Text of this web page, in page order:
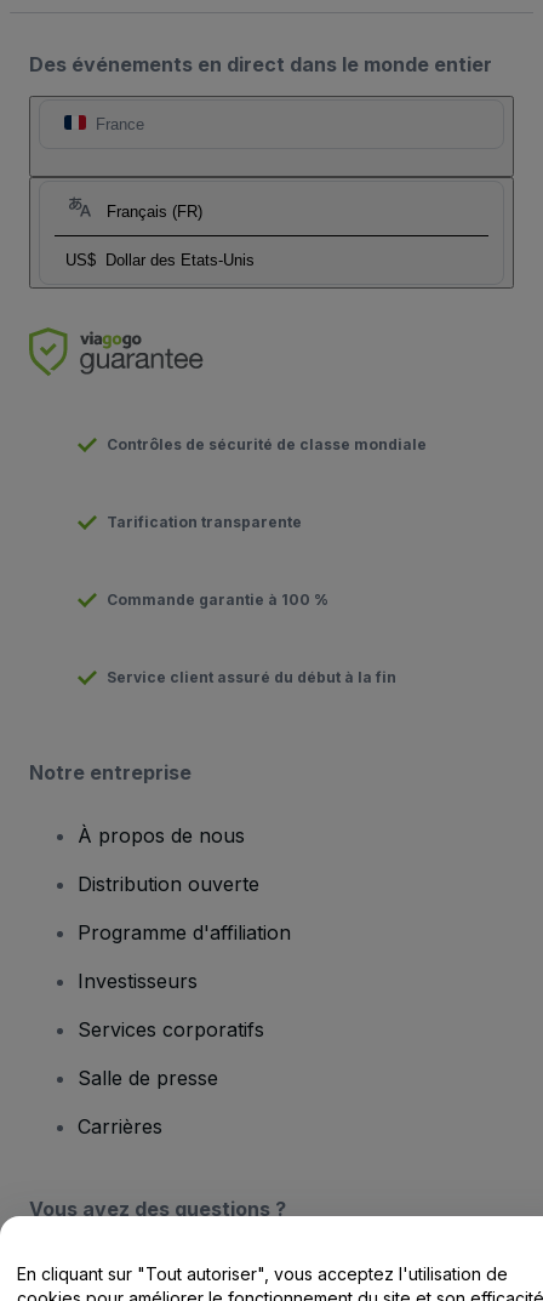
Des événements en direct dans le monde entier
France
Français (FR)
US$ Dollar des Etats-Unis
Contrôles de sécurité de classe mondiale
Tarification transparente
Commande garantie à 100 %
Service client assuré du début à la fin
Notre entreprise
À propos de nous
Distribution ouverte
Programme d'affiliation
Investisseurs
Services corporatifs
Salle de presse
Carrières
Vous avez des questions ?
Centre d'assistance / Nous contacter
En cliquant sur "Tout autoriser", vous acceptez l'utilisation de